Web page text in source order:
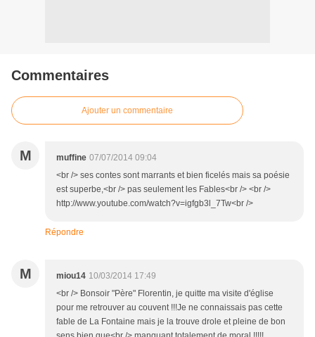
Commentaires
Ajouter un commentaire
M muffine 07/07/2014 09:04
<br /> ses contes sont marrants et bien ficelés mais sa poésie
est superbe,<br /> pas seulement les Fables<br /> <br />
http://www.youtube.com/watch?v=igfgb3l_7Tw<br />
Répondre
M miou14 10/03/2014 17:49
<br /> Bonsoir "Père" Florentin, je quitte ma visite d'église
pour me retrouver au couvent !!!Je ne connaissais pas cette
fable de La Fontaine mais je la trouve drole et pleine de bon